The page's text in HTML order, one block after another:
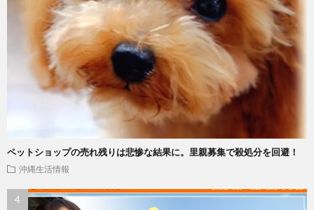
ペットショップの売れ残りは悲惨な結果に。里親募集で殺処分を回避！
沖縄生活情報